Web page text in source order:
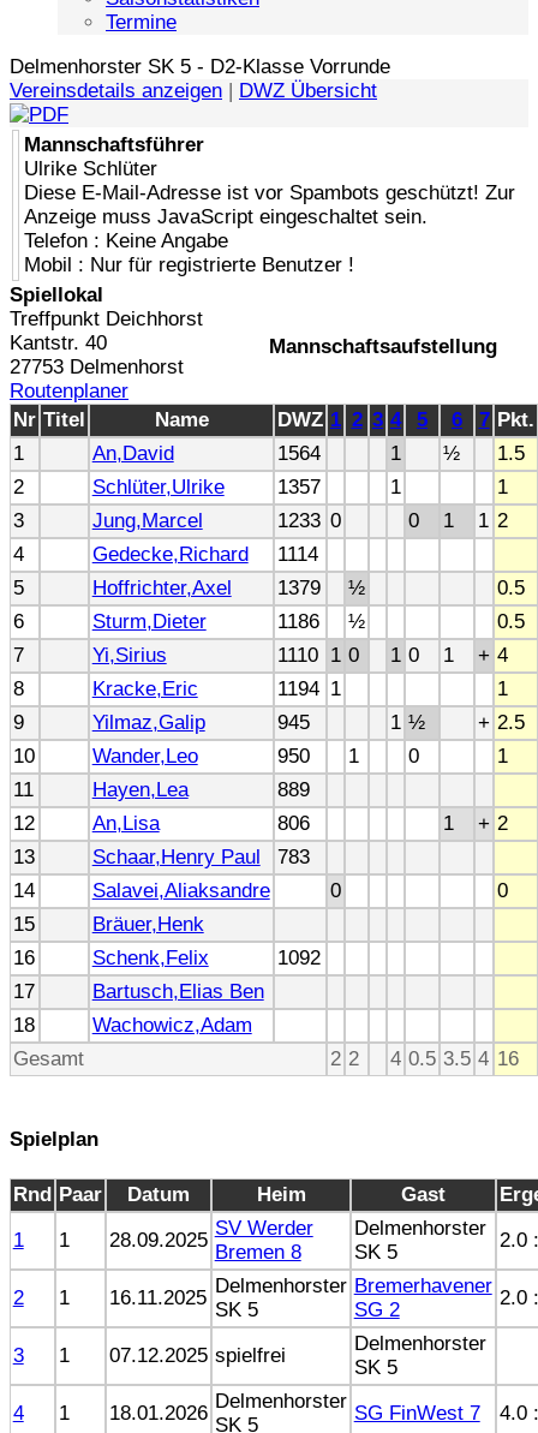
Termine
Delmenhorster SK 5 - D2-Klasse Vorrunde
Vereinsdetails anzeigen | DWZ Übersicht
Mannschaftsführer
Ulrike Schlüter
Diese E-Mail-Adresse ist vor Spambots geschützt! Zur
Anzeige muss JavaScript eingeschaltet sein.
Telefon : Keine Angabe
Mobil : Nur für registrierte Benutzer !
Spiellokal
Treffpunkt Deichhorst
Kantstr. 40
27753 Delmenhorst
Routenplaner
Mannschaftsaufstellung
Nr Titel Name DWZ 1 2 3 4 5 6 7 Pkt.
1
An,David 1564 1 ½
1.5
2
Schlüter,Ulrike 1357 1
1
3
Jung,Marcel 1233 0 0 1 1 2
4
Gedecke,Richard
1114
5
Hoffrichter,Axel 1379 ½
0.5
6
Sturm,Dieter 1186 ½
0.5
7
Yi,Sirius 1110 1 0 1 0 1 + 4
8
Kracke,Eric 1194 1
1
9
Yilmaz,Galip 945 1 ½ + 2.5
10
Wander,Leo 950 1 0
1
11
Hayen,Lea
889
12
An,Lisa 806 1 + 2
13
Schaar,Henry Paul
783
14
Salavei,Aliaksandre 0
0
15
Bräuer,Henk
16
Schenk,Felix
1092
17
Bartusch,Elias Ben
18
Wachowicz,Adam
Gesamt
2 2 4 0.5 3.5 4 16
Spielplan
Rnd Paar Datum Heim Gast
1
1 28.09.2025
SV Werder
Bremen 8
Delmenhorster
SK 5
2.0
2 1 16.11.2025
Delmenhorster
SK 5
Bremerhavener
SG 2
2.0
3 1 07.12.2025 spielfrei
Delmenhorster
SK 5
4
1 18.01.2026
Delmenhorster
SK 5
SG FinWest 7 4.0